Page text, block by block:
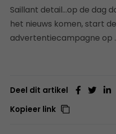
Saillant detail…op de dag
het nieuws komen, start
advertentiecampagne op
Deel dit artikel
Kopieer link